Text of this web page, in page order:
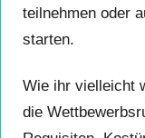
teilnehmen oder
starten.
Wie ihr vielleicht
die